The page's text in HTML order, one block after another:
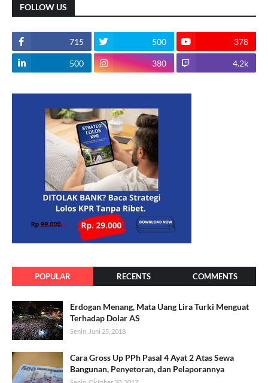
FOLLOW US
715 500 378
500 380 4.2k
POPULAR RECENTS COMMENTS
Erdogan Menang, Mata Uang Lira Turki Menguat
Terhadap Dolar AS
Senin, Juni 25, 2018
Cara Gross Up PPh Pasal 4 Ayat 2 Atas Sewa
Bangunan, Penyetoran, dan Pelaporannya